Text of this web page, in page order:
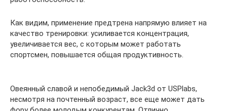
Как видим, применение предтрена напрямую влияет на
качество тренировки: усиливается концентрация,
увеличивается вес, с которым может работать
спортсмен, повышается общая продуктивность.
Овеянный славой и непобедимый Jack3d от USPlabs,
несмотря на почтенный возраст, все еще может дать